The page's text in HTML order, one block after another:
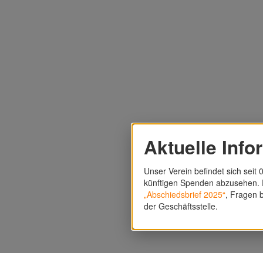
Aktuelle
Unser Verein befindet sich seit
künftigen Spenden
„Abschiedsbrief 2025“, Fragen
der Geschäftsstelle.